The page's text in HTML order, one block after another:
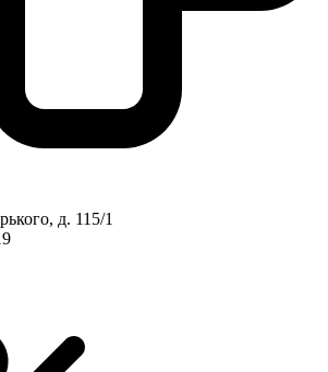
д. 115/1